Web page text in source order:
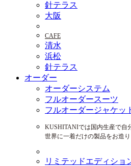
針テラス
大阪
CAFE
清水
浜松
針テラス
オーダー
オーダーシステム
フルオーダースーツ
フルオーダージャケッ
KUSHITANIでは国内生産で自
世界に一着だけの製品をお造
リミテッドエ